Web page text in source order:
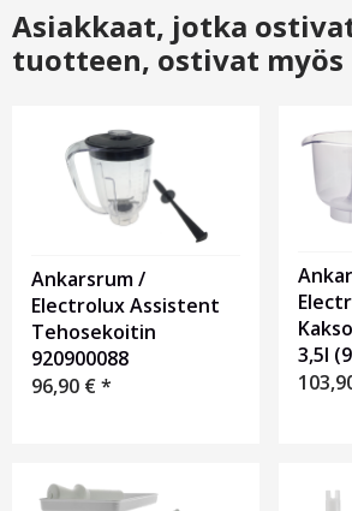
Asiakkaat, jotka
tuotteen, ostivat myös
Ankarsrum /
Electrolux Assistent
Tehosekoitin
920900088
96,90 €*
3,5l